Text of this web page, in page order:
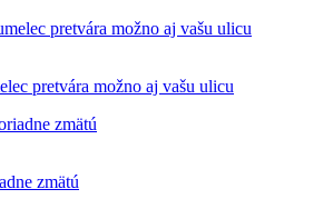
pretvára možno aj vašu ulicu
zmätú